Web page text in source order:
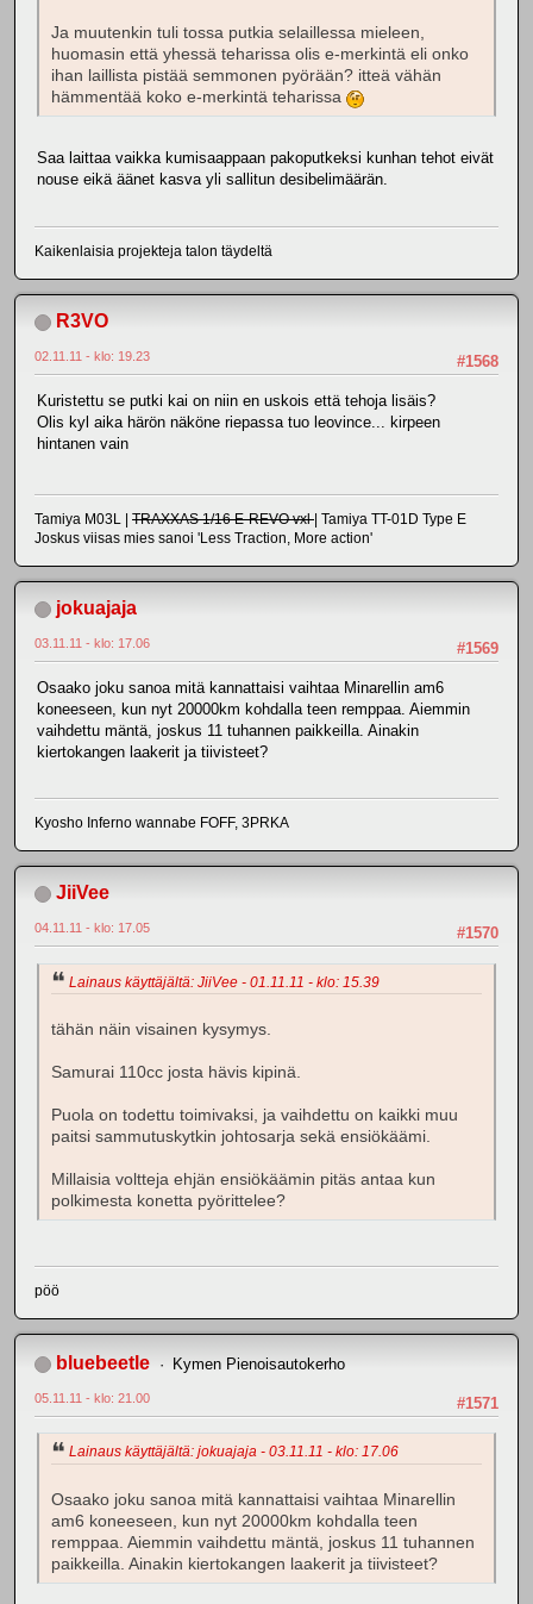
Ja muutenkin tuli tossa putkia selaillessa mieleen,
huomasin että yhessä teharissa olis e-merkintä eli onko
ihan laillista pistää semmonen pyörään? itteä vähän
hämmentää koko e-merkintä teharissa
Saa laittaa vaikka kumisaappaan pakoputkeksi kunhan tehot eivät
nouse eikä äänet kasva yli sallitun desibelimäärän.
Kaikenlaisia projekteja talon täydeltä
R3VO
#1568
02.11.11 - klo: 19.23
Kuristettu se putki kai on niin en uskois että tehoja lisäis?
Olis kyl aika härön näköne riepassa tuo leovince... kirpeen
hintanen vain
Tamiya M03L | TRAXXAS 1/16 E-REVO vxl| Tamiya TT-01D Type E
Joskus viisas mies sanoi 'Less Traction, More action'
jokuajaja
#1569
03.11.11 - klo: 17.06
Osaako joku sanoa mitä kannattaisi vaihtaa Minarellin am6
koneeseen, kun nyt 20000km kohdalla teen remppaa. Aiemmin
vaihdettu mäntä, joskus 11 tuhannen paikkeilla. Ainakin
kiertokangen laakerit ja tiivisteet?
Kyosho Inferno wannabe FOFF, 3PRKA
JiiVee
#1570
04.11.11 - klo: 17.05
Lainaus käyttäjältä: JiiVee - 01.11.11 - klo: 15.39
tähän näin visainen kysymys.
Samurai 110cc josta hävis kipinä.
Puola on todettu toimivaksi, ja vaihdettu on kaikki muu
paitsi sammutuskytkin johtosarja sekä ensiökäämi.
Millaisia voltteja ehjän ensiökäämin pitäs antaa kun
polkimesta konetta pyörittelee?
pöö
bluebeetle Kymen Pienoisautokerho
#1571
05.11.11 - klo: 21.00
Lainaus käyttäjältä: jokuajaja - 03.11.11 - klo: 17.06
Osaako joku sanoa mitä kannattaisi vaihtaa Minarellin
am6 koneeseen, kun nyt 20000km kohdalla teen
remppaa. Aiemmin vaihdettu mäntä, joskus 11 tuhannen
paikkeilla. Ainakin kiertokangen laakerit ja tiivisteet?